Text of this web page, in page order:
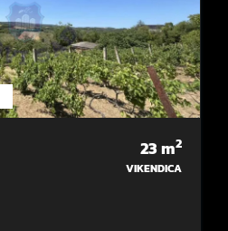
23m2
VIKENDICA